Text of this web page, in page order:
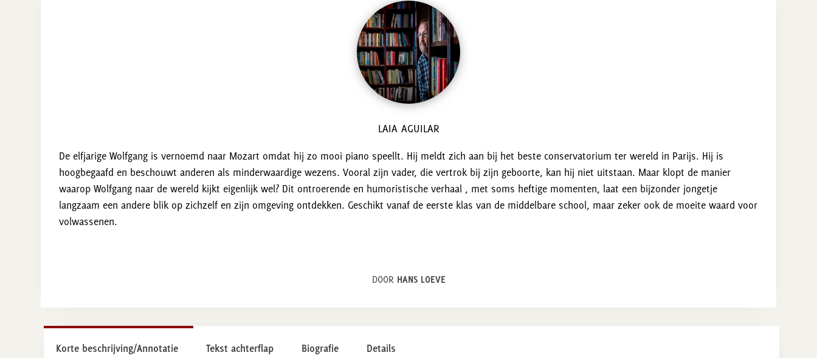
LAIA AGUILAR
De elfjarige Wolfgang is vernoemd naar Mozart omdat hij zo mooi piano speellt. Hij meldt zich aan bij het beste conservatorium ter wereld in Parijs. Hij is
hoogbegaafd en beschouwt anderen als minderwaardige wezens. Vooral zijn vader, die vertrok bij zijn geboorte, kan hij niet uitstaan. Maar klopt de manier
waarop Wolfgang naar de wereld kijkt eigenlijk wel? Dit ontroerende en humoristische verhaal , met soms heftige momenten, laat een bijzonder jongetje
langzaam een andere blik op zichzelf en zijn omgeving ontdekken. Geschikt vanaf de eerste klas van de middelbare school, maar zeker ook de moeite waard voor
volwassenen.
DOOR HANS LOEVE
Korte beschrijving/Annotatie Tekst achterflap Biografie Details